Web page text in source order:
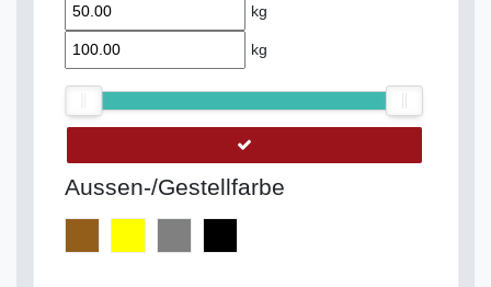
kg
kg
Aussen-/Gestellfarbe